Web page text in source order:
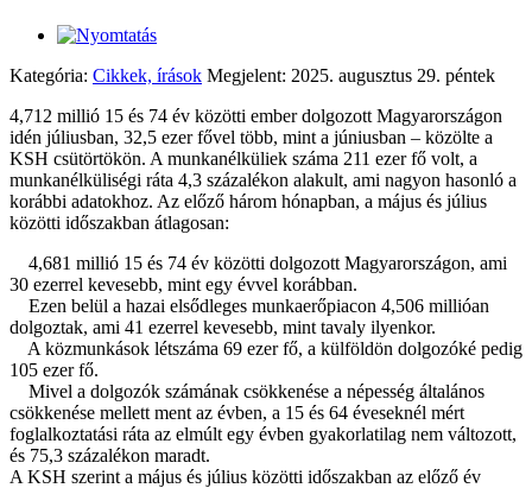
Kategória: Cikkek, írások Megjelent: 2025. augusztus 29. péntek
4,712 millió 15 és 74 év közötti ember dolgozott Magyarországon
idén júliusban, 32,5 ezer fővel több, mint a júniusban – közölte a
KSH csütörtökön. A munkanélküliek száma 211 ezer fő volt, a
munkanélküliségi ráta 4,3 százalékon alakult, ami nagyon hasonló a
korábbi adatokhoz. Az előző három hónapban, a május és július
közötti időszakban átlagosan:
4,681 millió 15 és 74 év közötti dolgozott Magyarországon, ami
30 ezerrel kevesebb, mint egy évvel korábban.
Ezen belül a hazai elsődleges munkaerőpiacon 4,506 millióan
dolgoztak, ami 41 ezerrel kevesebb, mint tavaly ilyenkor.
A közmunkások létszáma 69 ezer fő, a külföldön dolgozóké pedig
105 ezer fő.
Mivel a dolgozók számának csökkenése a népesség általános
csökkenése mellett ment az évben, a 15 és 64 éveseknél mért
foglalkoztatási ráta az elmúlt egy évben gyakorlatilag nem változott,
és 75,3 százalékon maradt.
A KSH szerint a május és július közötti időszakban az előző év